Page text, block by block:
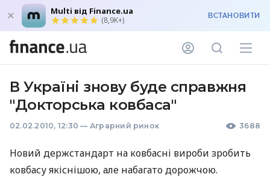
Multi від Finance.ua
(8,9K+) ВСТАНОВИТИ
В Україні знову буде справжня
"Докторська ковбаса"
02.02.2010, 12:30 — Аграрний ринок 3688
Новий держстандарт на ковбасні вироби зробить
ковбасу якіснішою, але набагато дорожчою.